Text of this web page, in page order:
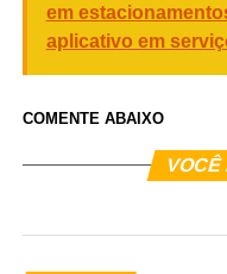
em
aplicativo em
COMENTE ABAIXO
VOCÊ